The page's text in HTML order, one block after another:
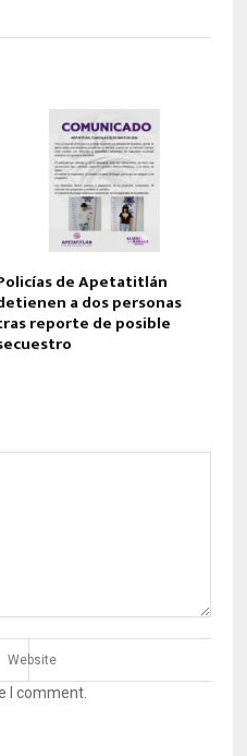
de Apetatitlán
a dos personas
reporte de posible
I comment.